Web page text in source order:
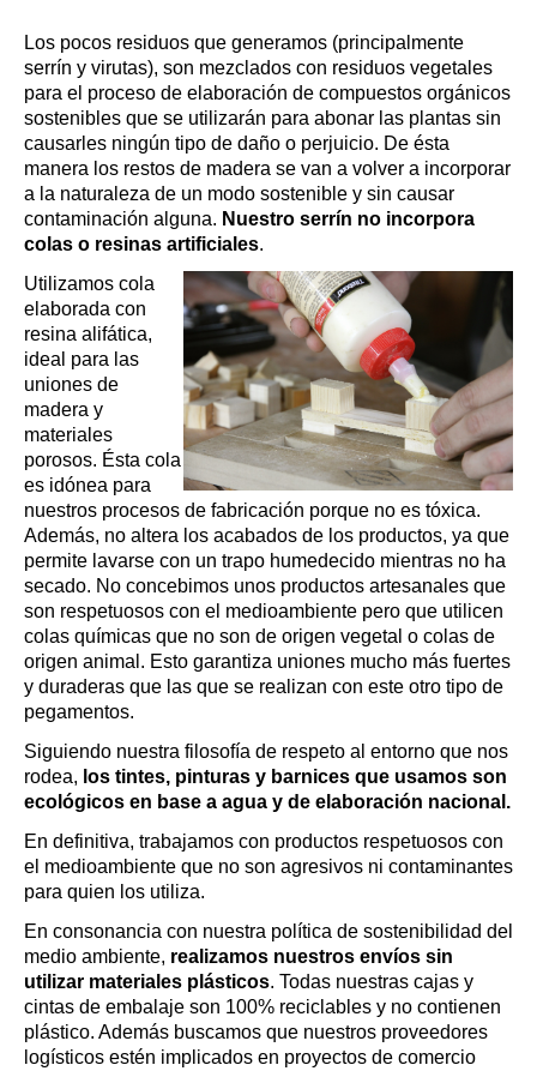
Los pocos residuos que generamos (principalmente
serrín y virutas), son mezclados con residuos vegetales
para el proceso de elaboración de compuestos orgánicos
sostenibles que se utilizarán para abonar las plantas sin
causarles ningún tipo de daño o perjuicio. De ésta
manera los restos de madera se van a volver a incorporar
a la naturaleza de un modo sostenible y sin causar
contaminación alguna. Nuestro serrín no incorpora
colas o resinas artificiales.
Utilizamos cola
elaborada con
resina alifática,
ideal para las
uniones de
madera y
materiales
porosos. Ésta cola
es idónea para
nuestros procesos de fabricación porque no es tóxica.
Además, no altera los acabados de los productos, ya que
permite lavarse con un trapo humedecido mientras no ha
secado. No concebimos unos productos artesanales que
son respetuosos con el medioambiente pero que utilicen
colas químicas que no son de origen vegetal o colas de
origen animal. Esto garantiza uniones mucho más fuertes
y duraderas que las que se realizan con este otro tipo de
pegamentos.
Siguiendo nuestra filosofía de respeto al entorno que nos
rodea, los tintes, pinturas y barnices que usamos son
En definitiva, trabajamos con productos respetuosos con
el medioambiente que no son agresivos ni contaminantes
para quien los utiliza.
En consonancia con nuestra política de sostenibilidad del
medio ambiente, realizamos nuestros envíos sin
utilizar materiales plásticos. Todas nuestras cajas y
cintas de embalaje son 100% reciclables y no contienen
plástico. Además buscamos que nuestros proveedores
logísticos estén implicados en proyectos de comercio